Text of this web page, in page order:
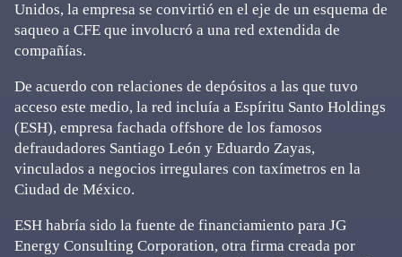
Unidos, la empresa se convirtió en el eje de un esquema de
saqueo a CFE que involucró a una red extendida de
compañías.
De acuerdo con relaciones de depósitos a las que tuvo
acceso este medio, la red incluía a Espíritu Santo Holdings
(ESH), empresa fachada offshore de los famosos
defraudadores Santiago León y Eduardo Zayas,
vinculados a negocios irregulares con taxímetros en la
Ciudad de México.
ESH habría sido la fuente de financiamiento para JG
Energy Consulting Corporation, otra firma creada por